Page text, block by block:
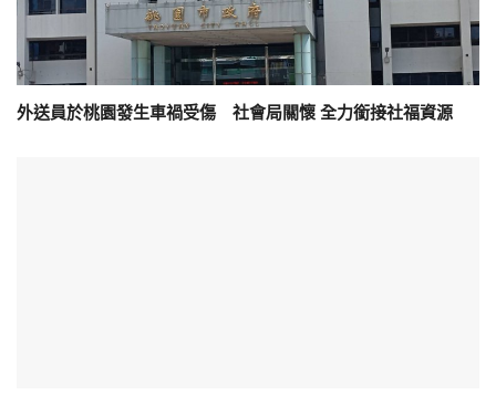
外送員於桃園發生車禍受傷 社會局關懷 全力銜接社福資源